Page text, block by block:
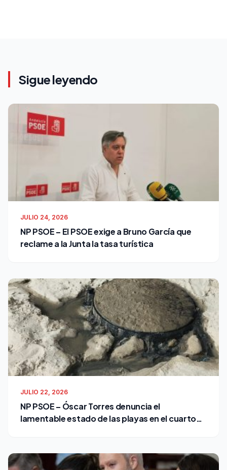
Sigue leyendo
JULIO 24, 2026
NP PSOE – El PSOE exige a Bruno García que
reclame a la Junta la tasa turística
JULIO 22, 2026
NP PSOE – Óscar Torres denuncia el
lamentable estado de las playas en el cuarto